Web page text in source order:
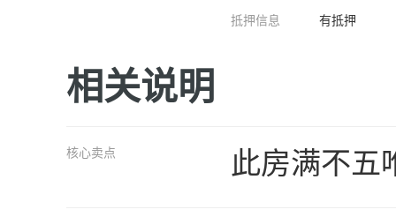
抵押信息
有抵押
相关说明
核心卖点 此房满不五